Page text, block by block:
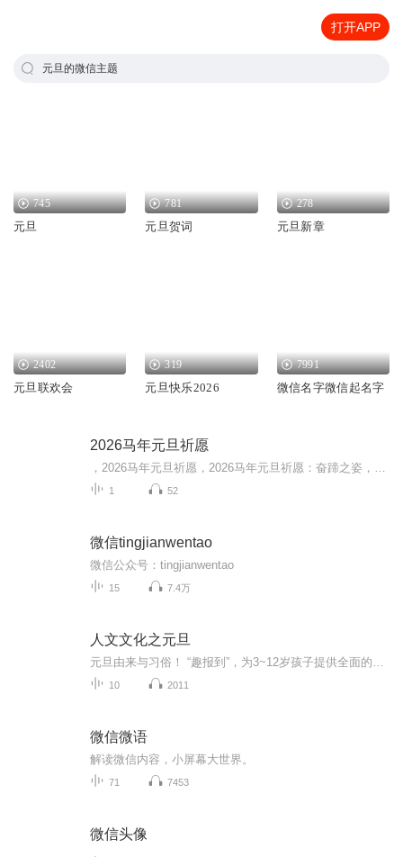
打开APP
元旦的微信主题
745
元旦
781
元旦贺词
278
元旦新章
2402
元旦联欢会
319
元旦快乐2026
7991
微信名字微信起名字
2026马年元旦祈愿
1 52
微信tingjianwentao
微信公众号：tingjianwentao
15 7.4万
人文文化之元旦
10 2011
微信微语
解读微信内容，小屏幕大世界。
71 7453
微信头像